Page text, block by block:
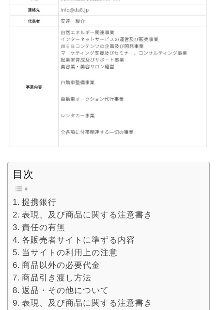
目次
提携銀行
表現、及び商品に関する注意書き
責任の有無
各販売者サイトに準ずる内容
当サイトの利用上の注意
商品以外の必要代金
商品引き渡し方法
返品・その他について
表現、及び商品に関する注意書き